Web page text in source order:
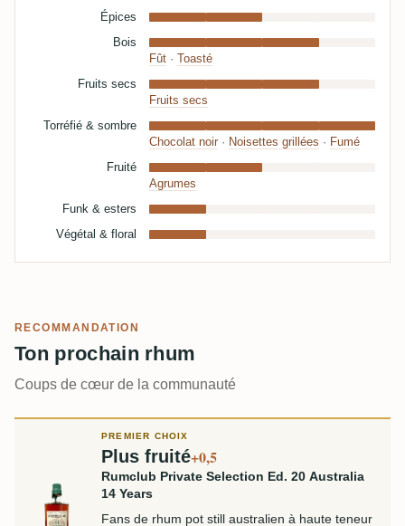
Épices
Bois
Fût · Toasté
Fruits secs
Fruits secs
Torréfié & sombre
Chocolat noir · Noisettes grillées · Fumé
Fruité
Agrumes
Funk & esters
Végétal & floral
RECOMMANDATION
Ton prochain rhum
Coups de cœur de la communauté
PREMIER CHOIX
Plus fruité+0,5
Rumclub Private Selection Ed. 20 Australia
14 Years
Fans de rhum pot still australien à haute teneur